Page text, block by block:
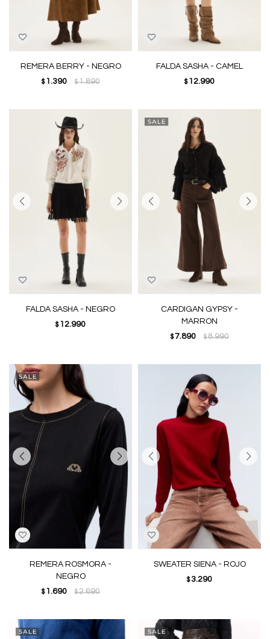
REMERA BERRY - NEGRO
$ 1.390 $1.890
FALDA SASHA - CAMEL
$ 12.990
FALDA SASHA - NEGRO
$ 12.990
CARDIGAN GYPSY -
MARRON
$ 7.890 $8.990
REMERA ROSMORA -
NEGRO
$ 1.690 $2.690
SWEATER SIENA - ROJO
$3.290